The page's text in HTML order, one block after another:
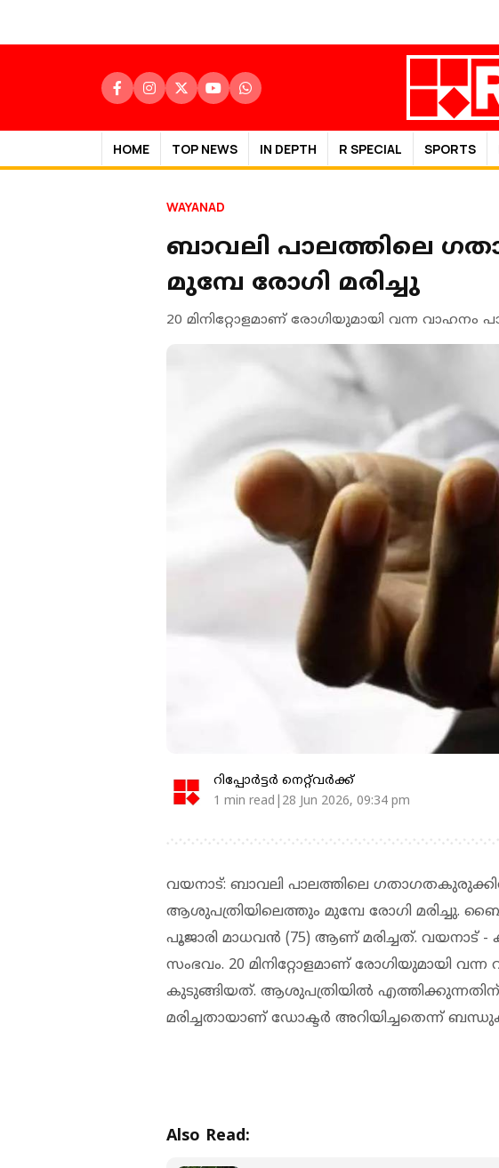
HOME TOP NEWS IN DEPTH R SPECIAL SPORTS
WAYANAD
ബാവലി പാലത്തിലെ
മുമ്പേ രോഗി മരിച്ചു
20 മിനിറ്റോളമാണ് രോഗിയുമായി വന്ന വാഹനം
റിപ്പോർട്ടർ നെറ്റ്‌വര്‍ക്ക്‌
1 min read|28 Jun 2026, 09:34 pm
വയനാട്: ബാവലി പാലത്തിലെ
ആശുപത്രിയിലെത്തും മുമ്പേ രോഗി മരിച്ചു.
പൂജാരി മാധവന്‍ (75) ആണ് മരിച്ചത്. വയനാട്
സംഭവം. 20 മിനിറ്റോളമാണ് രോഗിയുമായി
കുടുങ്ങിയത്. ആശുപത്രിയില്‍ എത്തിക്കുന്നതിന്
മരിച്ചതായാണ് ഡോക്ടര്‍ അറിയിച്ചതെന്ന്
Also Read: